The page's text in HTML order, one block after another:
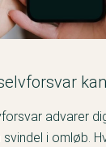
advarer
i omløb.